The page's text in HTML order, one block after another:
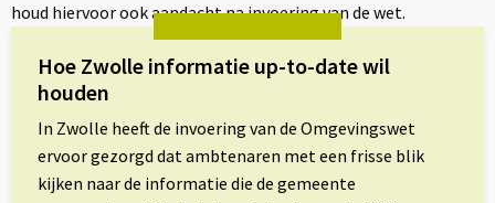
houd hiervoor ook aandacht na invoering van de wet.
Hoe Zwolle informatie up-to-date wil
houden
In Zwolle heeft de invoering van de Omgevingswet
ervoor gezorgd dat ambtenaren met een frisse blik
kijken naar de informatie die de gemeente